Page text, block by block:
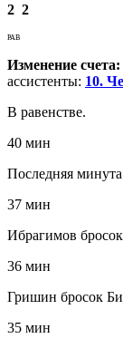
2 2
РАВ
Изменение счета:
ассистенты: 10.
В равенстве.
40 мин
Последняя
37 мин
Ибрагимов
36 мин
Гришин бросок
35 мин